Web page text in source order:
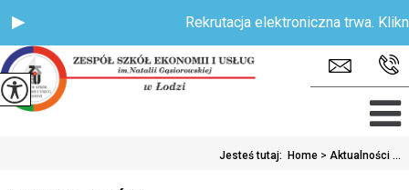
Rekrutacja elektroniczna trwa.
Jesteś tutaj: Home > Aktualności ...